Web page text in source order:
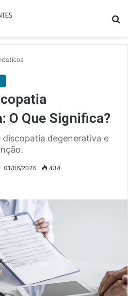
O Que Significa?
discopatia degenerativa e
01/06/2026 434